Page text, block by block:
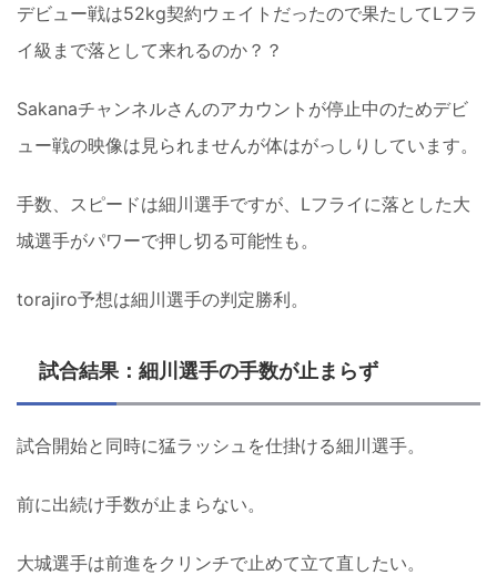
デビュー戦は52kg契約ウェイトだったので果たしてLフラ
イ級まで落として来れるのか？？
Sakanaチャンネルさんのアカウントが停止中のためデビ
ュー戦の映像は見られませんが体はがっしりしています。
手数、スピードは細川選手ですが、Lフライに落とした大
城選手がパワーで押し切る可能性も。
torajiro予想は細川選手の判定勝利。
試合結果：細川選手の手数が止まらず
試合開始と同時に猛ラッシュを仕掛ける細川選手。
前に出続け手数が止まらない。
大城選手は前進をクリンチで止めて立て直したい。